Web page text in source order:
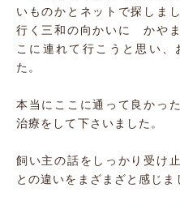
いものかとネットで探しま
行く三和の向かいに かや
こに連れて行こうと思い
た。
本当にここに通って良かっ
治療をして下さいました。
飼い主の話をしっかり受け
との違いをまざまざと感じま